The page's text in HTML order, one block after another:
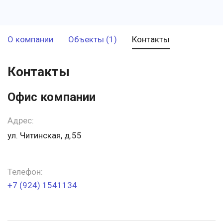
О компании Объекты (1) Контакты
Контакты
Офис компании
Адрес:
ул. Читинская, д.55
Телефон:
+7 (924) 1541134